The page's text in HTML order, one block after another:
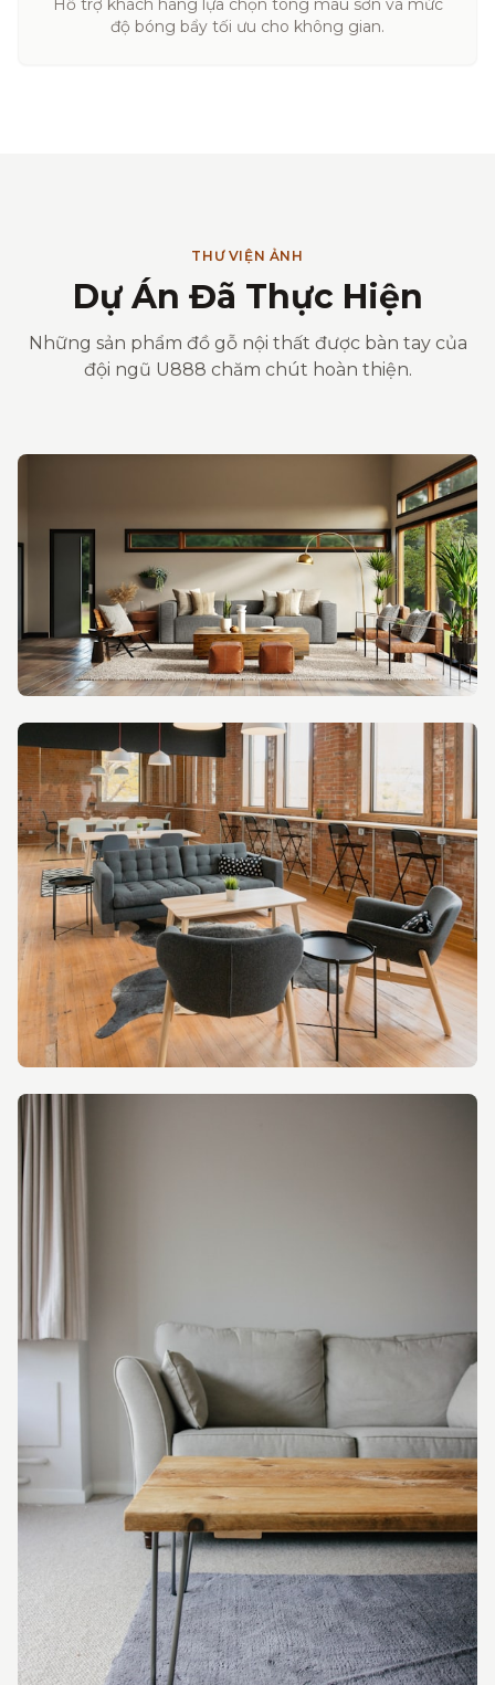
Hỗ trợ khách hàng lựa chọn tông màu sơn và mức
độ bóng bẩy tối ưu cho không gian.
THƯ VIỆN ẢNH
Dự Án Đã Thực Hiện
Những sản phẩm đồ gỗ nội thất được bàn tay của
đội ngũ U888 chăm chút hoàn thiện.